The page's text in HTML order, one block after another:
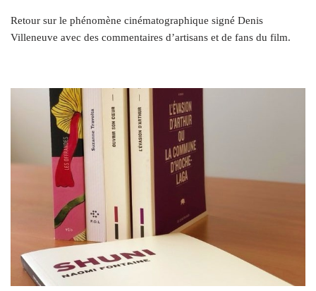
Retour sur le phénomène cinématographique signé Denis
Villeneuve avec des commentaires d’artisans et de fans du film.